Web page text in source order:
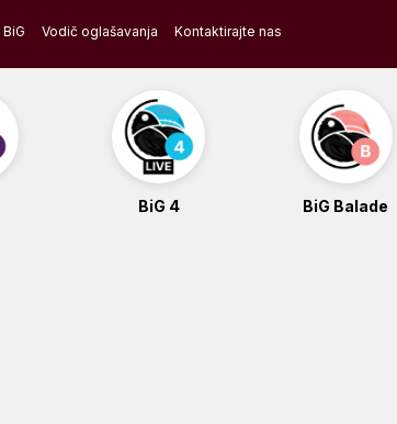
Vodič oglašavanja Kontaktirajte nas
BiG 4 BiG Balade